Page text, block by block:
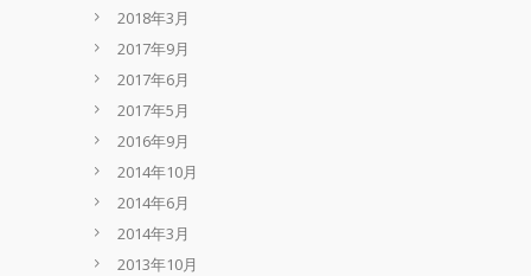
2018年3月
2017年9月
2017年6月
2017年5月
2016年9月
2014年10月
2014年6月
2014年3月
2013年10月